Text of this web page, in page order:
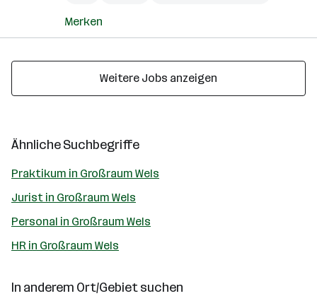
Merken
Weitere Jobs anzeigen
Ähnliche Suchbegriffe
Praktikum in Großraum Wels
Jurist in Großraum Wels
Personal in Großraum Wels
HR in Großraum Wels
In anderem Ort/Gebiet suchen